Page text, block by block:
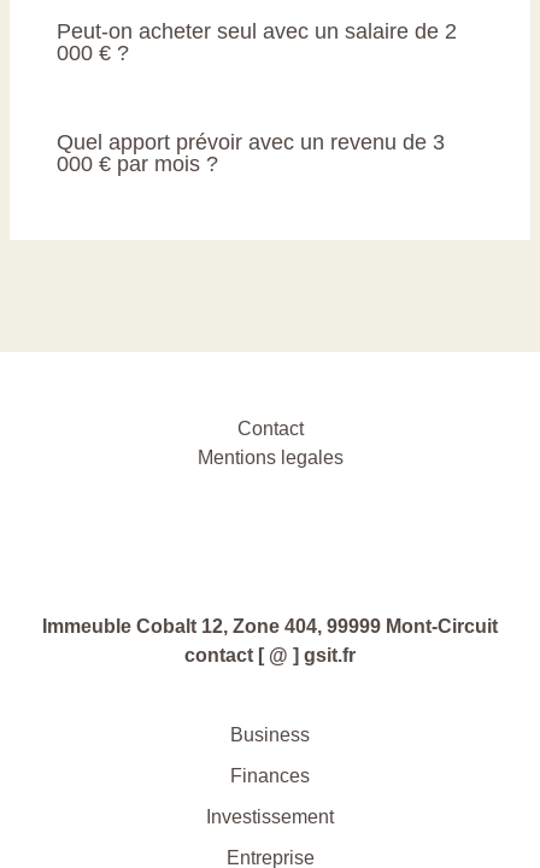
Peut-on acheter seul avec un salaire de 2
000 € ?
Quel apport prévoir avec un revenu de 3
000 € par mois ?
Contact
Mentions legales
Immeuble Cobalt 12, Zone 404, 99999 Mont-Circuit
contact [ @ ] gsit.fr
Business
Finances
Investissement
Entreprise